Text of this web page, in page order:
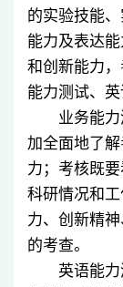
的实验技能
能力及表达
和创新能力
能力测试、英
业务能
加全面地了
力；考核既
科研情况和
力、创新精
的考查。
英语能